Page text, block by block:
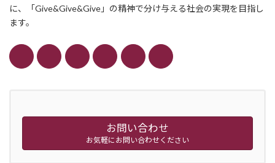
に、「Give&Give&Give」の精神で分け与える社会の実現を目指し
ます。
お問い合わせ
お気軽にお問い合わせください